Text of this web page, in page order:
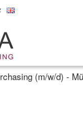
(m/w/d) -